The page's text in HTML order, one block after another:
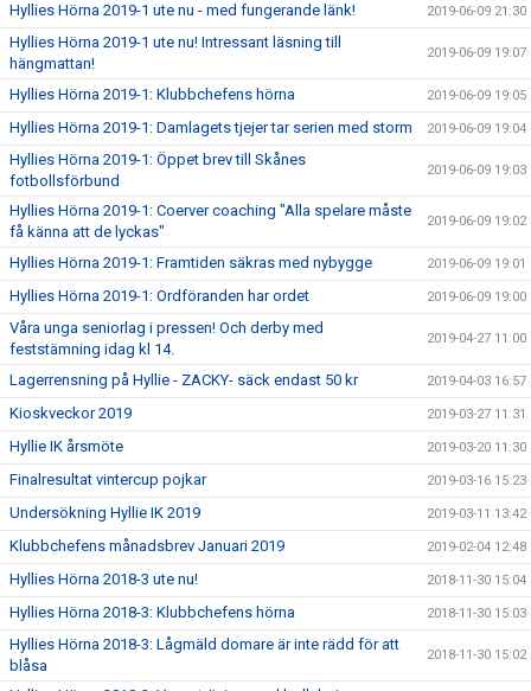
Hyllies Hörna 2019-1 ute nu - med fungerande länk! 2019-06-09 21:30
Hyllies Hörna 2019-1 ute nu! Intressant läsning till
hängmattan!
2019-06-09 19:07
Hyllies Hörna 2019-1: Klubbchefens hörna 2019-06-09 19:05
Hyllies Hörna 2019-1: Damlagets tjejer tar serien med storm 2019-06-09 19:04
Hyllies Hörna 2019-1: Öppet brev till Skånes
fotbollsförbund
2019-06-09 19:03
Hyllies Hörna 2019-1: Coerver coaching "Alla spelare måste
få känna att de lyckas"
2019-06-09 19:02
Hyllies Hörna 2019-1: Framtiden säkras med nybygge 2019-06-09 19:01
Hyllies Hörna 2019-1: Ordföranden har ordet 2019-06-09 19:00
Våra unga seniorlag i pressen! Och derby med
feststämning idag kl 14.
2019-04-27 11:00
Lagerrensning på Hyllie - ZACKY- säck endast 50 kr 2019-04-03 16:57
Kioskveckor 2019 2019-03-27 11:31
Hyllie IK årsmöte 2019-03-20 11:30
Finalresultat vintercup pojkar 2019-03-16 15:23
Undersökning Hyllie IK 2019 2019-03-11 13:42
Klubbchefens månadsbrev Januari 2019 2019-02-04 12:48
Hyllies Hörna 2018-3 ute nu! 2018-11-30 15:04
Hyllies Hörna 2018-3: Klubbchefens hörna 2018-11-30 15:03
Hyllies Hörna 2018-3: Lågmäld domare är inte rädd för att
blåsa
2018-11-30 15:02